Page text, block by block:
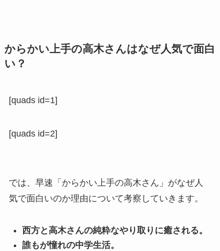
からかい上手の高木さんはなぜ人気で面白
い？
[quads id=1]
[quads id=2]
では、早速「からかい上手の高木さん」がなぜ人
気で面白いのか理由について考察していきます。
西方と高木さんの純粋なやり取りに癒される。
誰もが憧れの中学生活。